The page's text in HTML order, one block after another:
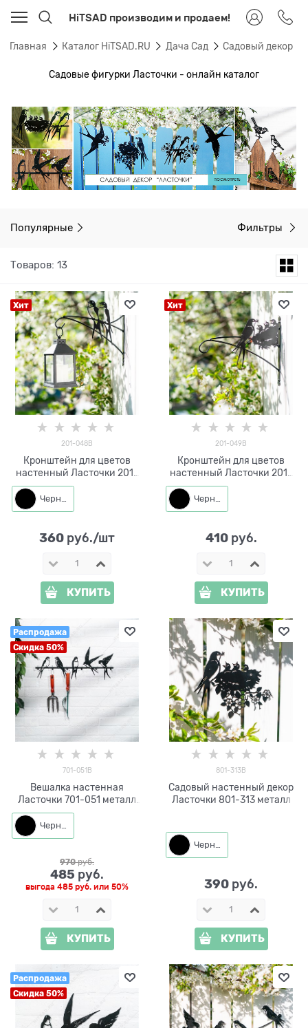
HiTSAD производим и продаем!
Главная Каталог HiTSAD.RU Дача Сад Садовый декор
Садовые фигурки Ласточки - онлайн каталог
Популярные Фильтры
Товаров: 13
Хит
201-048B
Кронштейн для цветов
настенный Ласточки 201-
048 металлический
Черный
360 руб./шт
КУПИТЬ
Хит
201-049B
Кронштейн для цветов
настенный Ласточки 201-
049 металлический
Черный
410 руб.
КУПИТЬ
Распродажа
Скидка 50%
701-051B
Вешалка настенная
Ласточки 701-051 металл
L=58 см
Черный
970 руб.
485 руб.
выгода 485 руб. или 50%
КУПИТЬ
801-313B
Садовый настенный декор
Ласточки 801-313 металл
Черный
390 руб.
КУПИТЬ
Распродажа
Скидка 50%